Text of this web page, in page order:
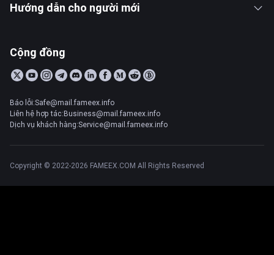
Hướng dẫn cho người mới
Cộng đồng
Báo lỗi:Safe@mail.fameex.info
Liên hệ hợp tác:Business@mail.fameex.info
Dịch vụ khách hàng:Service@mail.fameex.info
Copyright © 2022-2026 FAMEEX.COM All Rights Reserved